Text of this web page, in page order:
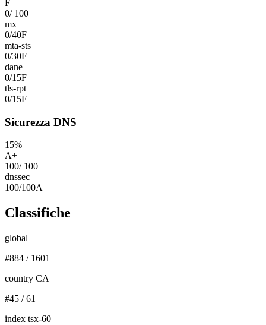
F
0/ 100
mx
0/40F
mta-sts
0/30F
dane
0/15F
tls-rpt
0/15F
Sicurezza DNS
15%
A+
100/ 100
dnssec
100/100A
Classifiche
global
#884 / 1601
country CA
#45 /61
index tsx-60